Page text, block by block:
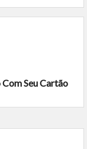
Seu Cartão